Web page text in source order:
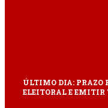
ÚLTIMO DIA: PRAZO
ELEITORAL E